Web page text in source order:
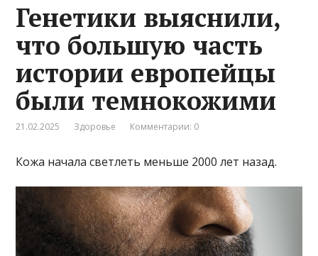
Генетики выяснили,
что большую часть
истории европейцы
были темнокожими
21.02.2025 Здоровье Комментарии: 0
Кожа начала светлеть меньше 2000 лет назад.